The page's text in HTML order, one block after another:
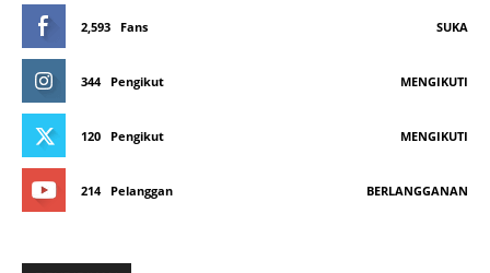
2,593 Fans SUKA
344 Pengikut MENGIKUTI
120 Pengikut MENGIKUTI
214 Pelanggan BERLANGGANAN